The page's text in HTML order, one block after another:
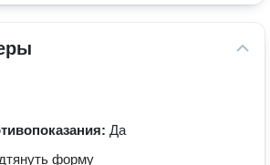
Да
форму